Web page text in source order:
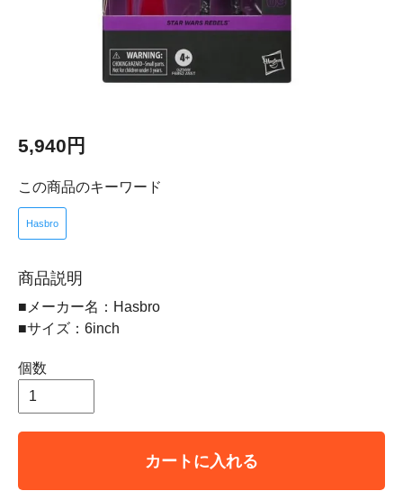
5,940円
この商品のキーワード
Hasbro
商品説明
■メーカー名：Hasbro
■サイズ：6inch
個数
カートに入れる